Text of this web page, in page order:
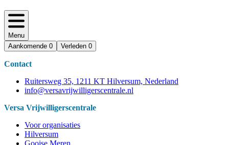
Menu
Aankomende 0 Verleden 0
Contact
Ruitersweg 35, 1211 KT Hilversum, Nederland
info@versavrijwilligerscentrale.nl
Versa Vrijwilligerscentrale
Voor organisaties
Hilversum